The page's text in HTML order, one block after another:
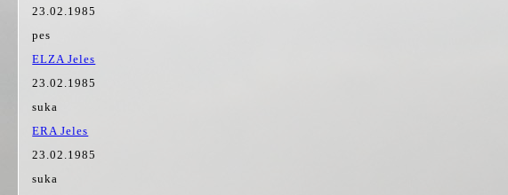
23.02.1985
pes
ELZA Jeles
23.02.1985
suka
ERA Jeles
23.02.1985
suka